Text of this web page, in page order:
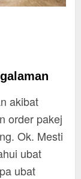
akibat
order pakej
Ok. Mesti
ubat
ubat